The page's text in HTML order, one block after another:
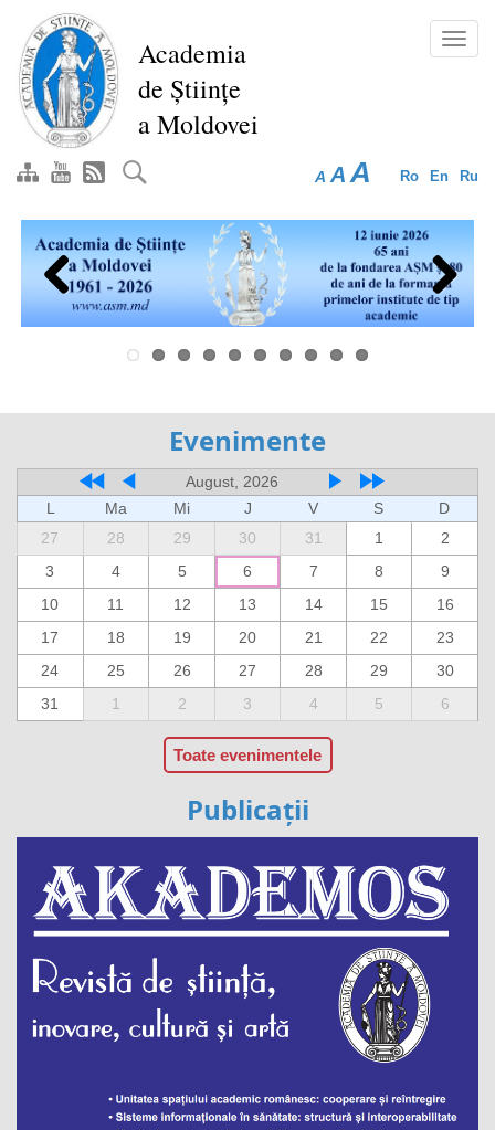
Перейти
основному
содержанию
Academia
de Științe
a Moldovei
Ro En Ru
A A A
Previous Next
Evenimente
August, 2026
L
Ma Mi J V S
D
27
28 29 30 31 1
2
3
4 5 6 7 8
9
10
11 12 13 14 15
16
17
18 19 20 21 22
23
24
25 26 27 28 29
30
31
1 2 3 4 5 6
Toate evenimentele
Publicații